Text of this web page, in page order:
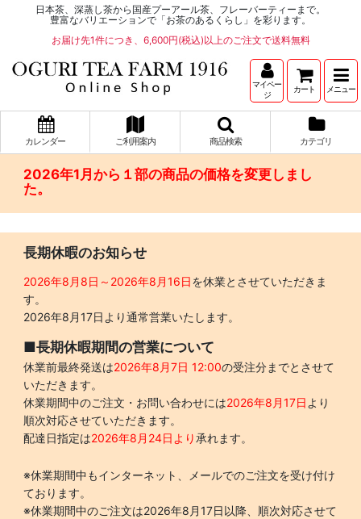
日本茶、深蒸し茶から国産プーアール茶、フレーバーティーまで。
豊富なバリエーションで「お茶のあるくらし」を彩ります。
お届け先1件につき、6,600円(税込)以上のご注文で送料無料
マイペー
ジ
カート メニュー
カレンダー ご利用案内 商品検索 カテゴリ
2026年1月から１部の商品の価格を変更しまし
た。
長期休暇のお知らせ
2026年8月8日～2026年8月16日を休業とさせていただきま
す。
2026年8月17日より通常営業いたします。
■長期休暇期間の営業について
休業前最終発送は2026年8月7日 12:00の受注分までとさせて
いただきます。
休業期間中のご注文・お問い合わせには2026年8月17日 より
順次対応させていただきます。
配達日指定は2026年8月24日より承れます。
※休業期間中もインターネット、メールでのご注文を受け付け
ております。
※休業期間中のご注文は2026年8月17日以降、順次対応させて